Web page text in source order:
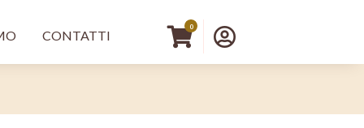
DX
CONTATTI
0 Menu profilo